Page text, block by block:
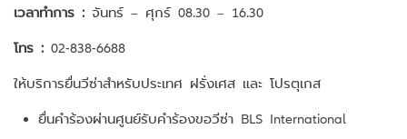
เวลาทำการ : จันทร์ – ศุกร์ 08.30 – 16.30
โทร : 02-838-6688
ให้บริการยื่นวีซ่าสำหรับประเทศ ฝรั่งเศส และ โปรตุเกส
ยื่นคำร้องผ่านศูนย์รับคำร้องขอวีซ่า BLS International